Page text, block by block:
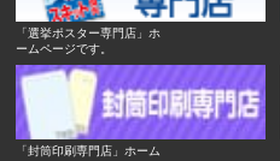
「選挙ポスター専門店」ホ
ームページです。
「封筒印刷専門店」ホーム